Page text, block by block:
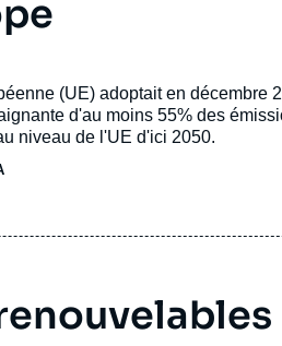
(UE) adoptait en décembre
d'au moins 55% des
niveau de l'UE d'ici 2050.